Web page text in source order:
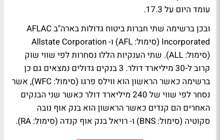
עומד היום על 17.3.
ובכן ברשימה שתי חברות ביטוח גדולות בארה"ב AFLAC
Incorporated (סימול: AFL) ו- Allstate Corporation
(סימול: ALL). שתי הענקיות הללו נסחרות לפי שווי שוק
קרוב ל-30 מיליארד דולר. 3 בנקים גדולים נמצאים גם כן
ברשימה כאשר הראשון הוא ווילס פרגו (סימול: WFC), אשר
נסחר לפי שווי של 240 מיליארד דולר כאשר שני הבנקים
האחרים הם קנדים כאשר הראשון הוא בנק אוף נובה
סקוטיה (סימול: BNS) ו- רויאל בנק אוף קנדה (סימול: RA).